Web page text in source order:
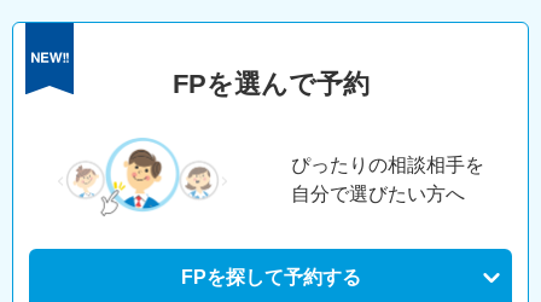
FPを選んで予約
ぴったりの相談相手を
自分で選びたい方へ
FPを探して予約する